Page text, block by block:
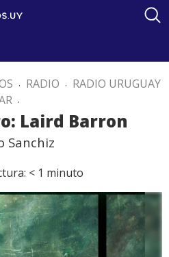
. RADIO . RADIO URUGUAY
.
Laird Barron
Sanchiz
< 1 minuto